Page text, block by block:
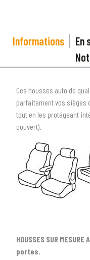
Tous les types
Informations En
Ces housses auto de
parfaitement vos sièges
tout en les protégeant
couvert).
HOUSSES SUR
portes.